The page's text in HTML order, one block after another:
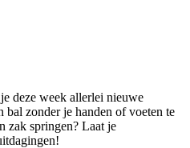
deze week allerlei nieuwe
bal zonder je handen of voeten te
zak springen? Laat je